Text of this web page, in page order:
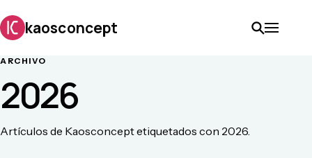
kaosconcept
ARCHIVO
2026
Artículos de Kaosconcept etiquetados con 2026.